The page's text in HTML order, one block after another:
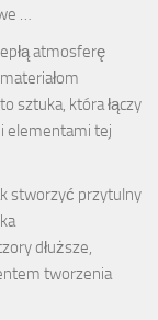
…
atmosferę
sztuka, która łączy
elementami tej
stworzyć przytulny
dłuższe,
tworzenia